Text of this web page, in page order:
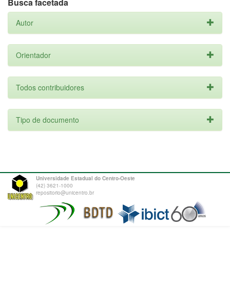
Autor
Orientador
Todos contribuidores
Tipo de documento
Universidade Estadual do Centro-Oeste
(42) 3621-1000
repositorio@unicentro.br